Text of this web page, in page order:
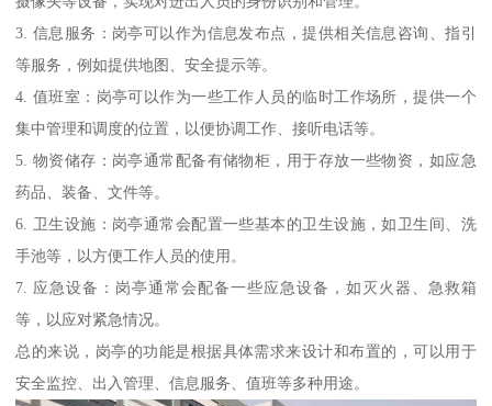
3. 信息服务：岗亭可以作为信息发布点，提供相关信息咨询、指引
等服务，例如提供地图、安全提示等。
4. 值班室：岗亭可以作为一些工作人员的临时工作场所，提供一个
集中管理和调度的位置，以便协调工作、接听电话等。
5. 物资储存：岗亭通常配备有储物柜，用于存放一些物资，如应急
药品、装备、文件等。
6. 卫生设施：岗亭通常会配置一些基本的卫生设施，如卫生间、洗
手池等，以方便工作人员的使用。
7. 应急设备：岗亭通常会配备一些应急设备，如灭火器、急救箱
等，以应对紧急情况。
总的来说，岗亭的功能是根据具体需求来设计和布置的，可以用于
安全监控、出入管理、信息服务、值班等多种用途。